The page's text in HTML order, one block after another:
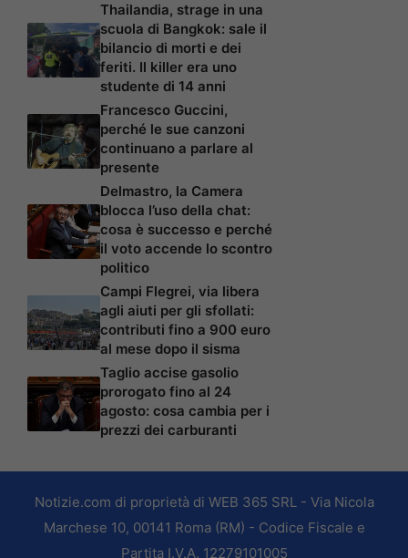
Thailandia, strage in una
scuola di Bangkok: sale il
bilancio di morti e dei
feriti. Il killer era uno
studente di 14 anni
Francesco Guccini,
perché le sue canzoni
continuano a parlare al
presente
Delmastro, la Camera
blocca l’uso della chat:
cosa è successo e perché
il voto accende lo scontro
politico
Campi Flegrei, via libera
agli aiuti per gli sfollati:
contributi fino a 900 euro
al mese dopo il sisma
Taglio accise gasolio
prorogato fino al 24
agosto: cosa cambia per i
prezzi dei carburanti
Notizie.com di proprietà di WEB 365 SRL - Via Nicola
Marchese 10, 00141 Roma (RM) - Codice Fiscale e
Partita I.V.A. 12279101005